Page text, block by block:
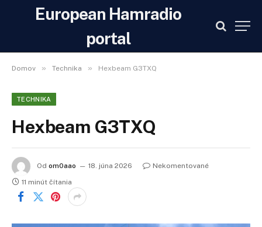
European Hamradio
portal
Domov » Technika » Hexbeam G3TXQ
TECHNIKA
Hexbeam G3TXQ
Od om0aao 18. júna 2026
Nekomentované
11 minút čítania